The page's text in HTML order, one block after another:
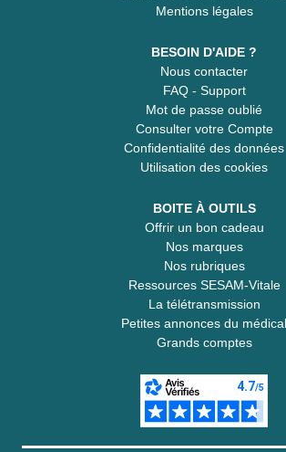
Mentions légales
BESOIN D'AIDE ?
Nous contacter
FAQ - Support
Mot de passe oublié
Consulter votre Compte
Confidentialité des données
Utilisation des cookies
BOITE À OUTILS
Offrir un bon cadeau
Nos marques
Nos rubriques
Ressources SESAM-Vitale
La télétransmission
Petites annonces du médical
Grands comptes